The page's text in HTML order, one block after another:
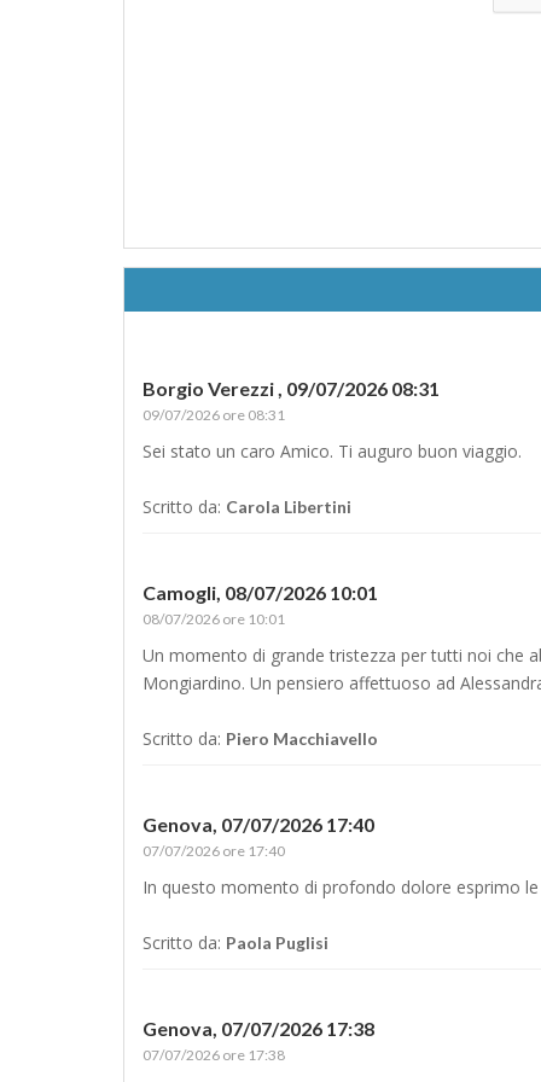
Borgio Verezzi , 09/07/2026 08:31
09/07/2026 ore 08:31
Sei stato un caro Amico. Ti auguro buon viaggio.
Scritto da: Carola Libertini
Camogli, 08/07/2026 10:01
08/07/2026 ore 10:01
Un momento di grande tristezza per tutti noi che
Mongiardino. Un pensiero affettuoso ad
Scritto da: Piero Macchiavello
Genova, 07/07/2026 17:40
07/07/2026 ore 17:40
In questo momento di profondo dolore esprimo
Scritto da: Paola Puglisi
Genova, 07/07/2026 17:38
07/07/2026 ore 17:38